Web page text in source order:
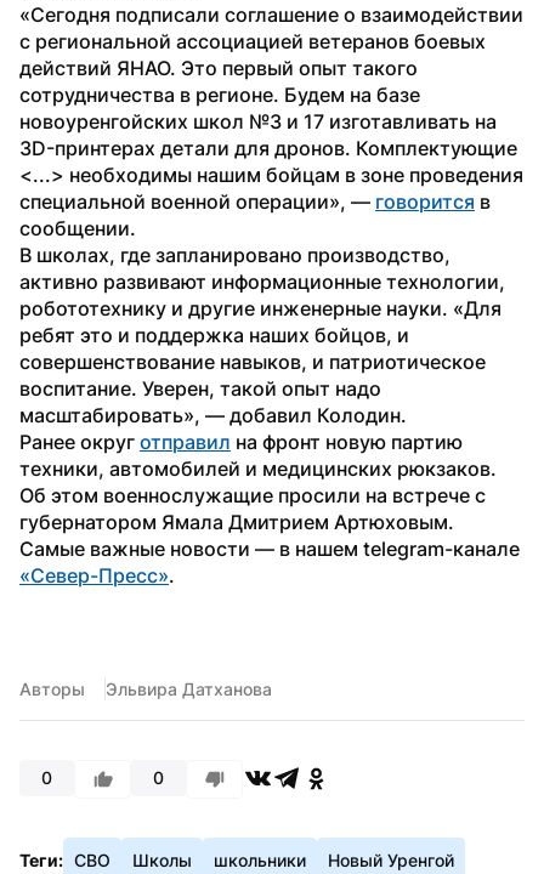
«Сегодня подписали соглашение о взаимодействии
с региональной ассоциацией ветеранов боевых
действий ЯНАО. Это первый опыт такого
сотрудничества в регионе. Будем на базе
новоуренгойских школ №3 и 17 изготавливать на
3D-принтерах детали для дронов. Комплектующие
<...> необходимы нашим бойцам в зоне проведения
специальной военной операции», — говорится в
сообщении.
В школах, где запланировано производство,
активно развивают информационные технологии,
робототехнику и другие инженерные науки. «Для
ребят это и поддержка наших бойцов, и
совершенствование навыков, и патриотическое
воспитание. Уверен, такой опыт надо
масштабировать», — добавил Колодин.
Ранее округ отправил на фронт новую партию
техники, автомобилей и медицинских рюкзаков.
Об этом военнослужащие просили на встрече с
губернатором Ямала Дмитрием Артюховым.
«Север-Пресс».
Авторы Эльвира Датханова
0 0
Теги: СВО Школы школьники Новый Уренгой